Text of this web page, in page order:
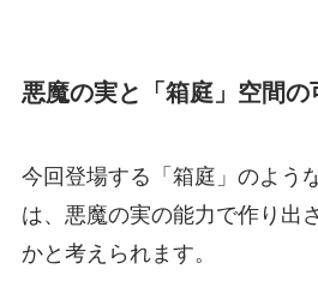
悪魔の実と「箱庭」空間の
今回登場する「箱庭」のよう
は、悪魔の実の能力で作り出
かと考えられます。